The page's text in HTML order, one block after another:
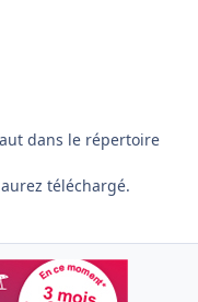
dans le répertoire
téléchargé.